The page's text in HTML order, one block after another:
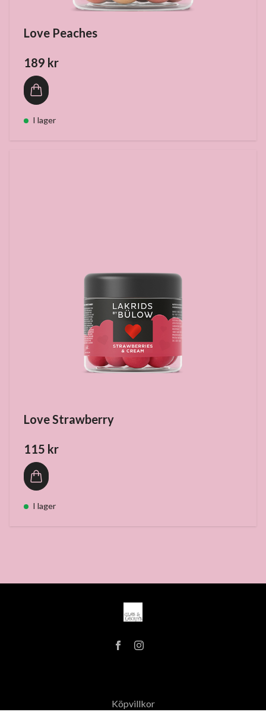
Love Peaches
189 kr
I lager
Love Strawberry
115 kr
I lager
Köpvillkor